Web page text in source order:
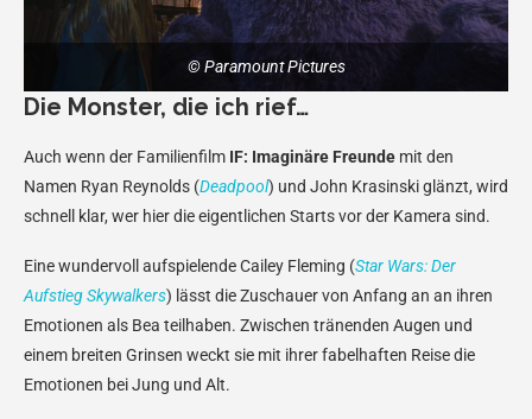
© Paramount Pictures
Die Monster, die ich rief…
Auch wenn der Familienfilm IF: Imaginäre Freunde mit den
Namen Ryan Reynolds (Deadpool) und John Krasinski glänzt, wird
schnell klar, wer hier die eigentlichen Starts vor der Kamera sind.
Eine wundervoll aufspielende Cailey Fleming (Star Wars: Der
Aufstieg Skywalkers) lässt die Zuschauer von Anfang an an ihren
Emotionen als Bea teilhaben. Zwischen tränenden Augen und
einem breiten Grinsen weckt sie mit ihrer fabelhaften Reise die
Emotionen bei Jung und Alt.